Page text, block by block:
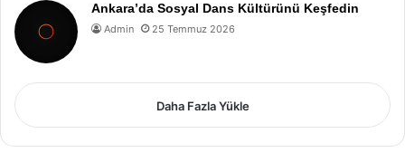
Ankara’da Sosyal Dans Kültürünü Keşfedin
Admin 25 Temmuz 2026
Daha Fazla Yükle